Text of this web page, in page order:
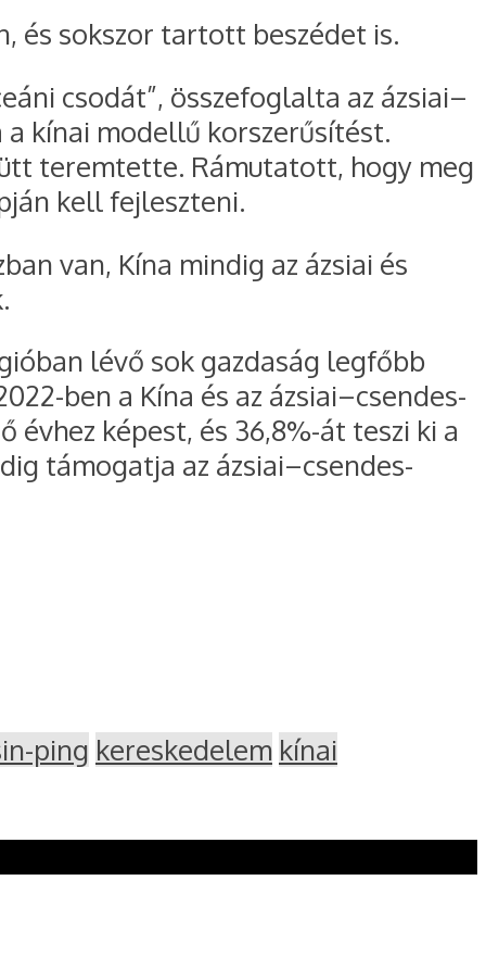
és sokszor tartott beszédet is.
csodát”, összefoglalta az ázsiai–
kínai modellű korszerűsítést.
teremtette. Rámutatott, hogy meg
kell fejleszteni.
van, Kína mindig az ázsiai és
lévő sok gazdaság legfőbb
ben a Kína és az ázsiai–csendes-
képest, és 36,8%-át teszi ki a
támogatja az ázsiai–csendes-
ping kereskedelem kínai